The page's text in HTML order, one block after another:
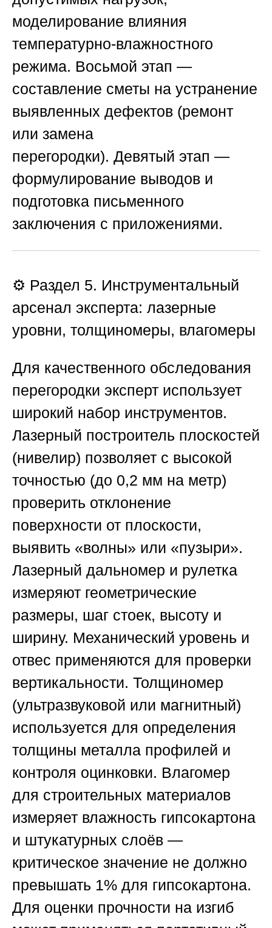
моделирование влияния
температурно-влажностного
режима. Восьмой этап —
составление сметы на устранение
выявленных дефектов (ремонт
или замена
перегородки). Девятый этап —
формулирование выводов и
подготовка письменного
заключения с приложениями.
⚙️ Раздел 5. Инструментальный
арсенал эксперта: лазерные
уровни, толщиномеры, влагомеры
Для качественного обследования
перегородки эксперт использует
широкий набор инструментов.
Лазерный построитель плоскостей
(нивелир) позволяет с высокой
точностью (до 0,2 мм на метр)
проверить отклонение
поверхности от плоскости,
выявить «волны» или «пузыри».
Лазерный дальномер и рулетка
измеряют геометрические
размеры, шаг стоек, высоту и
ширину. Механический уровень и
отвес применяются для проверки
вертикальности. Толщиномер
(ультразвуковой или магнитный)
используется для определения
толщины металла профилей и
контроля оцинковки. Влагомер
для строительных материалов
измеряет влажность гипсокартона
и штукатурных слоёв —
критическое значение не должно
превышать 1% для гипсокартона.
Для оценки прочности на изгиб